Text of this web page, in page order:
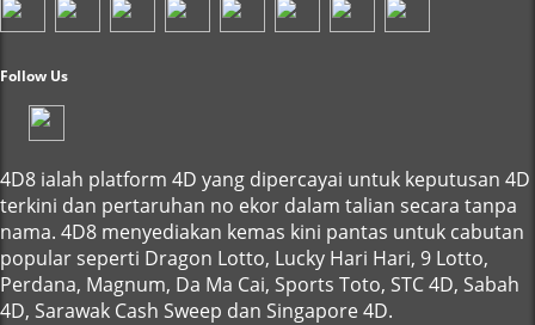
Follow Us
4D8 ialah platform 4D yang dipercayai untuk keputusan 4D
terkini dan pertaruhan no ekor dalam talian secara tanpa
nama. 4D8 menyediakan kemas kini pantas untuk cabutan
popular seperti Dragon Lotto, Lucky Hari Hari, 9 Lotto,
Perdana, Magnum, Da Ma Cai, Sports Toto, STC 4D, Sabah
4D, Sarawak Cash Sweep dan Singapore 4D.